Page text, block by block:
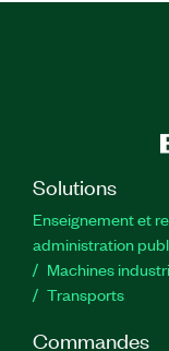
Solutions
Enseignement et
administration
Machines
Transports
Commandes